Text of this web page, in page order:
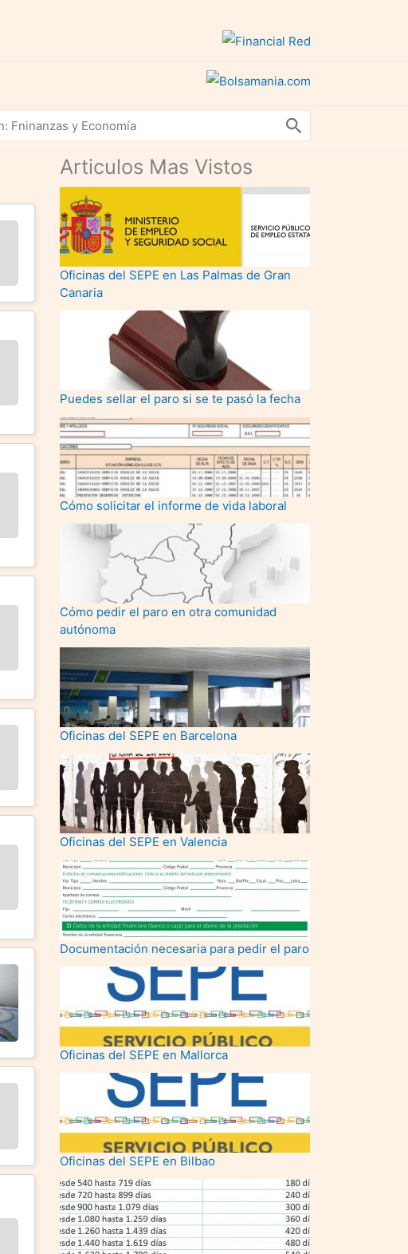
Articulos Mas Vistos
Oficinas del SEPE en Las Palmas de Gran
Canaria
Puedes sellar el paro si se te pasó la fecha
Cómo solicitar el informe de vida laboral
Cómo pedir el paro en otra comunidad
autónoma
Oficinas del SEPE en Barcelona
Oficinas del SEPE en Valencia
Documentación necesaria para pedir el paro
Oficinas del SEPE en Mallorca
Oficinas del SEPE en Bilbao